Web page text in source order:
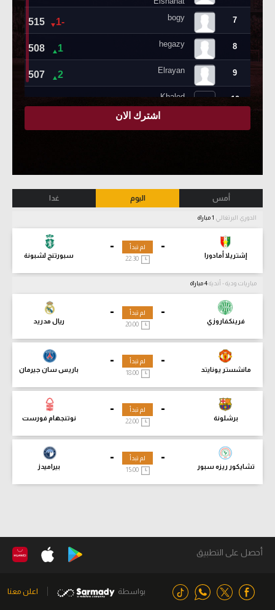
أمس اليوم غدا
الدوري البرتغالي
-
إشتريلا أمادورا
-
سبورتنج لشبونة
لم تبدأ
مباريات ودية - أندية
-
فرينكفاروزي
-
ريال مدريد
لم تبدأ
-
مانشستر يونايتد
-
باريس سان جيرمان
لم تبدأ
18:00
-
برشلونة
-
نوتنجهام فورست
لم تبدأ
-
تشايكور ريزه سبور
-
بيراميدز
لم تبدأ
15:00
أحصل على التطبيق
بواسطة اعلن معنا